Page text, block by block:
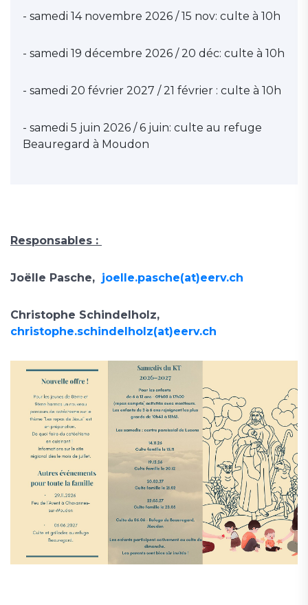
- samedi 14 novembre 2026 / 15 nov: culte à 10h
- samedi 19 décembre 2026 / 20 déc: culte à 10h
- samedi 20 février 2027 / 21 février : culte à 10h
- samedi 5 juin 2026 / 6 juin: culte au refuge
Beauregard à Moudon
Responsables :
Joëlle Pasche, joelle.pasche(at)eerv.ch
Christophe Schindelholz,
christophe.schindelholz(at)eerv.ch